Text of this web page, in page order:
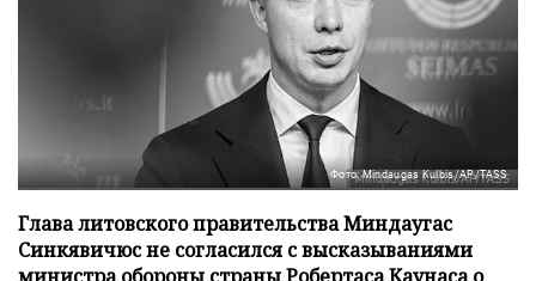
Фото: Mindaugas Kulbis/AP/TASS
Глава литовского правительства Миндаугас
Синкявичюс не согласился с высказываниями